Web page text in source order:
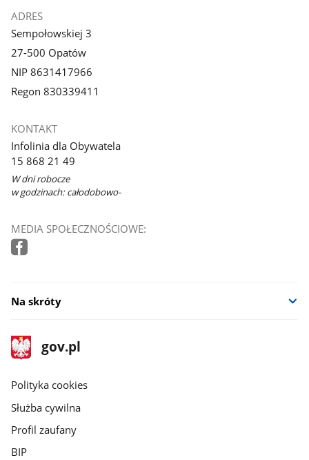
ADRES
Sempołowskiej 3
27-500 Opatów
NIP 8631417966
Regon 830339411
KONTAKT
Infolinia dla Obywatela
15 868 21 49
W dni robocze
w godzinach: całodobowo-
MEDIA SPOŁECZNOŚCIOWE:
Na skróty
stopka
gov.pl
Strona
gov.pl
gov.pl
Polityka cookies
Służba cywilna
Profil zaufany
BIP